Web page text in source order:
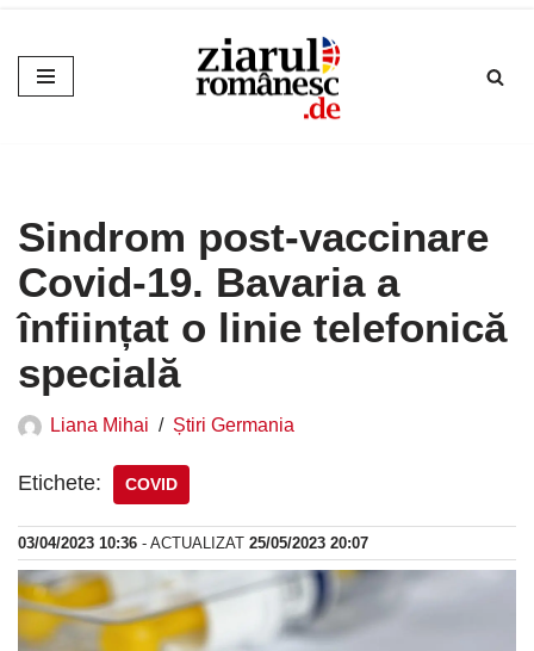
Sari
la
Sindrom post-vaccinare
Covid-19. Bavaria a
înființat o linie telefonică
specială
Liana Mihai Știri Germania
Etichete: COVID
03/04/2023 10:36 - ACTUALIZAT 25/05/2023 20:07